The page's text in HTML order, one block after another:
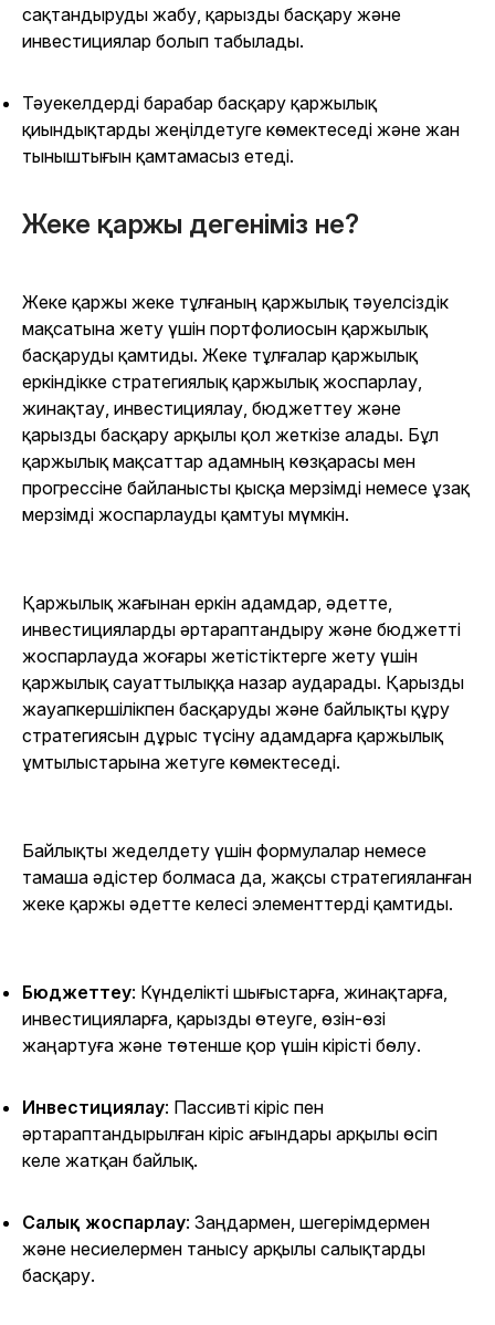
сақтандыруды жабу, қарызды басқару және
инвестициялар болып табылады.
Тәуекелдерді барабар басқару қаржылық
қиындықтарды жеңілдетуге көмектеседі және жан
тыныштығын қамтамасыз етеді.
Жеке қаржы дегеніміз не?
Жеке қаржы жеке тұлғаның қаржылық тәуелсіздік
мақсатына жету үшін портфолиосын қаржылық
басқаруды қамтиды. Жеке тұлғалар қаржылық
еркіндікке стратегиялық қаржылық жоспарлау,
жинақтау, инвестициялау, бюджеттеу және
қарызды басқару арқылы қол жеткізе алады. Бұл
қаржылық мақсаттар адамның көзқарасы мен
прогрессіне байланысты қысқа мерзімді немесе ұзақ
мерзімді жоспарлауды қамтуы мүмкін.
Қаржылық жағынан еркін адамдар, әдетте,
инвестицияларды әртараптандыру және бюджетті
жоспарлауда жоғары жетістіктерге жету үшін
қаржылық сауаттылыққа назар аударады. Қарызды
жауапкершілікпен басқаруды және байлықты құру
стратегиясын дұрыс түсіну адамдарға қаржылық
ұмтылыстарына жетуге көмектеседі.
Байлықты жеделдету үшін формулалар немесе
тамаша әдістер болмаса да, жақсы стратегияланған
жеке қаржы әдетте келесі элементтерді қамтиды.
Бюджеттеу: Күнделікті шығыстарға, жинақтарға,
инвестицияларға, қарызды өтеуге, өзін-өзі
жаңартуға және төтенше қор үшін кірісті бөлу.
Инвестициялау: Пассивті кіріс пен
әртараптандырылған кіріс ағындары арқылы өсіп
келе жатқан байлық.
Салық жоспарлау: Заңдармен, шегерімдермен
және несиелермен танысу арқылы салықтарды
басқару.